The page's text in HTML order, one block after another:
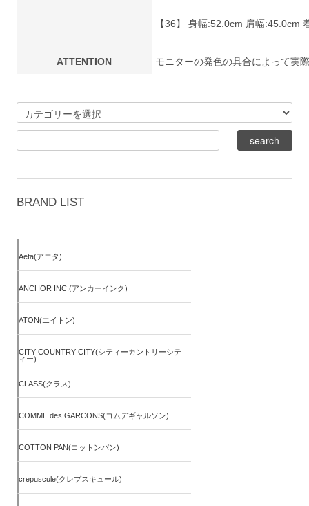
【36】 身幅:52.0cm 肩幅:45.0cm
ATTENTION モニターの発色の具合によって実
BRAND LIST
Aeta(アエタ)
ANCHOR INC.(アンカーインク)
ATON(エイトン)
CITY COUNTRY CITY(シティーカントリーシテ
ィー)
CLASS(クラス)
COMME des GARCONS(コムデギャルソン)
COTTON PAN(コットンパン)
crepuscule(クレプスキュール)